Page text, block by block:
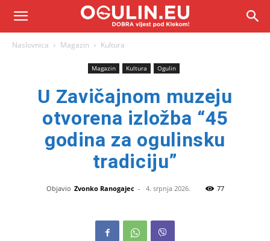
Naslovnica Magazin Kultura
Magazin Kultura Ogulin
U Zavičajnom muzeju
otvorena izložba “45
godina za ogulinsku
tradiciju”
Objavio Zvonko Ranogajec - 4. srpnja 2026. 77